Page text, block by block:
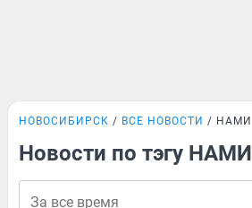
НОВОСИБИРСК ВСЕ НОВОСТИ НАМИ
Новости по тэгу НАМИ